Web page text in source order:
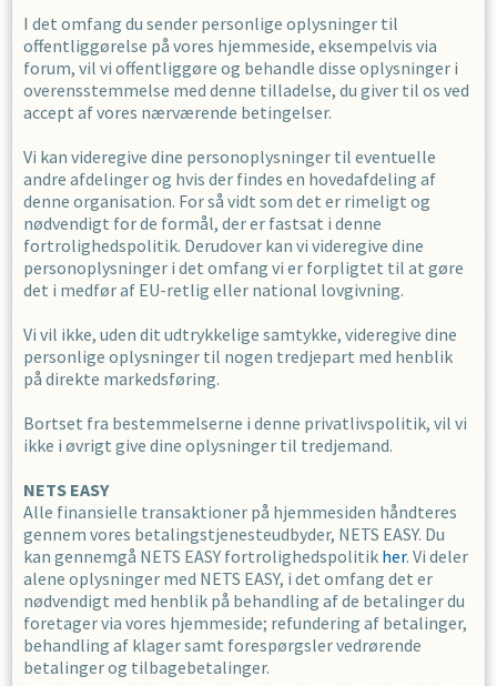
I det omfang du sender personlige oplysninger til
offentliggørelse på vores hjemmeside, eksempelvis via
forum, vil vi offentliggøre og behandle disse oplysninger i
overensstemmelse med denne tilladelse, du giver til os ved
accept af vores nærværende betingelser.
Vi kan videregive dine personoplysninger til eventuelle
andre afdelinger og hvis der findes en hovedafdeling af
denne organisation. For så vidt som det er rimeligt og
nødvendigt for de formål, der er fastsat i denne
fortrolighedspolitik. Derudover kan vi videregive dine
personoplysninger i det omfang vi er forpligtet til at gøre
det i medfør af EU-retlig eller national lovgivning.
Vi vil ikke, uden dit udtrykkelige samtykke, videregive dine
personlige oplysninger til nogen tredjepart med henblik
på direkte markedsføring.
Bortset fra bestemmelserne i denne privatlivspolitik, vil vi
ikke i øvrigt give dine oplysninger til tredjemand.
NETS EASY
Alle finansielle transaktioner på hjemmesiden håndteres
gennem vores betalingstjenesteudbyder, NETS EASY. Du
kan gennemgå NETS EASY fortrolighedspolitik her. Vi deler
alene oplysninger med NETS EASY, i det omfang det er
nødvendigt med henblik på behandling af de betalinger du
foretager via vores hjemmeside; refundering af betalinger,
behandling af klager samt forespørgsler vedrørende
betalinger og tilbagebetalinger.